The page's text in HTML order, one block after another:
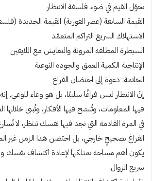
تحوّل القيم في ضوء فلسفة الانتظار
القيمة السابقة (عصر الفورية) القيمة الجديدة
الاستهلاك السريع التراكم المتعمّد
السيطرة المطلقة المرونة والتعايش مع اللايقين
الإنتاجية الكمية العمق والجودة النوعية
الخاتمة: دعوة إلى احتضان الفراغ
إنّ الانتظار ليس فراغًا سلبيًا، بل هو وعاء للوعي.
فيها المعلومات، وتُنسَج فيها الأفكار، وتُبنى خلالها
في المرة القادمة التي تجد فيها نفسك تنتظر، لا
الفراغ بضجيجٍ خارجي، بل احتضن هذا الزمن غير
يكون أهم مساحة تمتلكها لإعادة اكتشاف نفسك
سريع الزوال.